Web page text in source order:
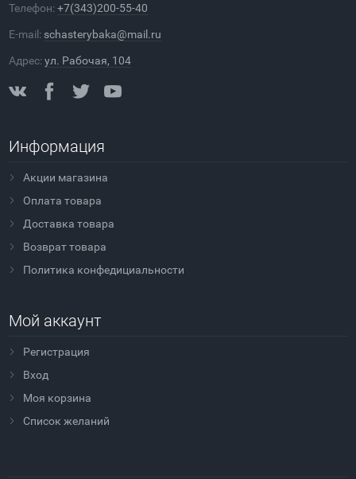
Телефон:+7(343)200-55-40
E-mail: schasterybaka@mail.ru
Адрес:ул. Рабочая, 104
Информация
Акции магазина
Оплата товара
Доставка товара
Возврат товара
Политика конфедициальности
Мой аккаунт
Регистрация
Вход
Моя корзина
Cписок желаний